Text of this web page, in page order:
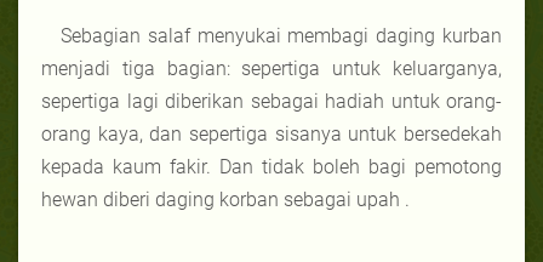
Sebagian salaf menyukai membagi daging kurban
menjadi tiga bagian: sepertiga untuk keluarganya,
sepertiga lagi diberikan sebagai hadiah untuk orang-
orang kaya, dan sepertiga sisanya untuk bersedekah
kepada kaum fakir. Dan tidak boleh bagi pemotong
hewan diberi daging korban sebagai upah .